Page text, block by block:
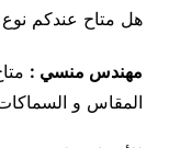
هل متاح عندكم نوع
مهندس منسي :
المقاس و